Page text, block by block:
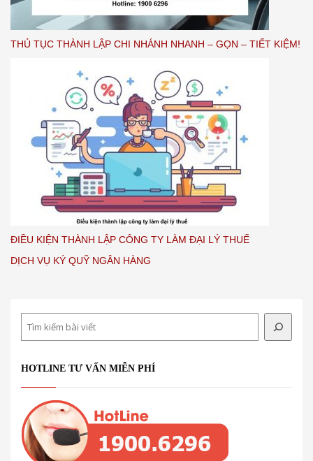
THỦ TỤC THÀNH LẬP CHI NHÁNH NHANH – GỌN – TIẾT KIỆM!
ĐIỀU KIỆN THÀNH LẬP CÔNG TY LÀM ĐẠI LÝ THUẾ
DỊCH VỤ KÝ QUỸ NGÂN HÀNG
HOTLINE TƯ VẤN MIỄN PHÍ